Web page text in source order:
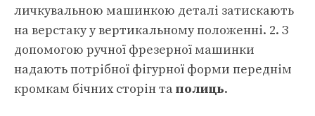
личкувальною машинкою деталі затискають
на верстаку у вертикальному положенні. 2. З
допомогою ручної фрезерної машинки
надають потрібної фігурної форми переднім
кромкам бічних сторін таполиць.